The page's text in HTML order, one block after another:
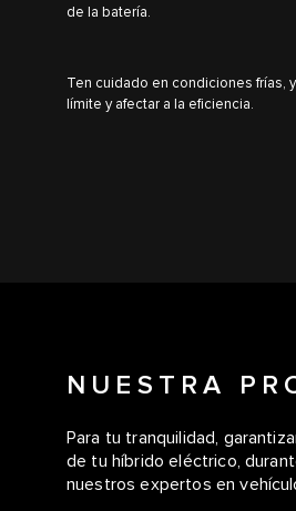
de la batería.
Ten cuidado en condiciones frías,
límite y afectar a la eficiencia.
NUESTRA
Para tu tranquilidad,
de tu híbrido eléctrico,
nuestros expertos en